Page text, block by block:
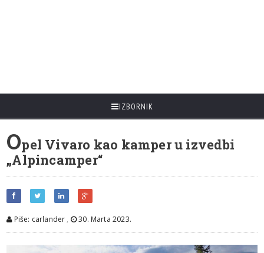
IZBORNIK
Opel Vivaro kao kamper u izvedbi
„Alpincamper“
Piše: carlander , 30. Marta 2023.